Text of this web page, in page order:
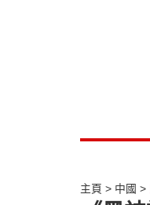
主頁 中國